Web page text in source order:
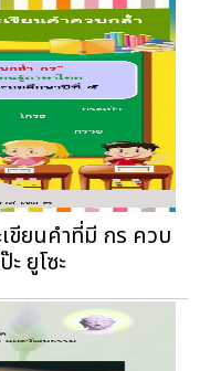
ขียนคำที่มี กร ควบ
ยูโซะ